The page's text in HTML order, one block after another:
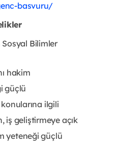
basvuru/
Bilimler
hakim
güçlü
ilgili
iş geliştirmeye açık
yeteneği güçlü